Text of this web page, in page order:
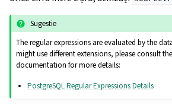
Sugestie
The regular expressions are evaluated by the
might use different extensions, please consult
documentation for more details:
PostgreSQL Regular Expressions Details